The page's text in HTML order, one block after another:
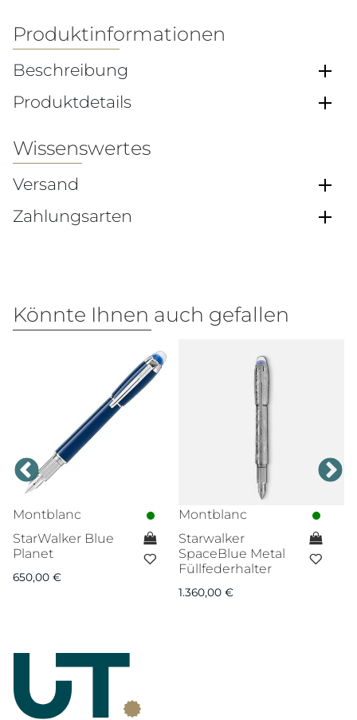
Produktinformationen
Beschreibung
Produktdetails
Wissenswertes
Versand
Zahlungsarten
Könnte Ihnen auch gefallen
Montblanc
StarWalker Blue
Planet
650,00 €
Montblanc
Starwalker
SpaceBlue Metal
Füllfederhalter
1.360,00 €